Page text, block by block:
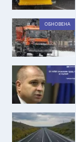
ОБНОВЕНА